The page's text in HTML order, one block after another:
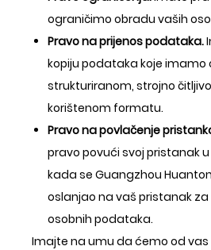
ograničimo obradu vaših
Pravo na prijenos podataka.
kopiju podataka koje imamo
strukturiranom, strojno
korištenom formatu.
Pravo na povlačenje
pravo povući svoj pristanak
kada se Guangzhou
oslanjao na vaš pristanak
osobnih podataka.
Imajte na umu da ćemo od